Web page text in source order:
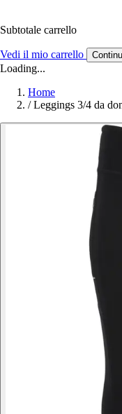
Subtotale carrello
Vedi il mio carrello
Loading...
Home
/ Leggings 3/4 da